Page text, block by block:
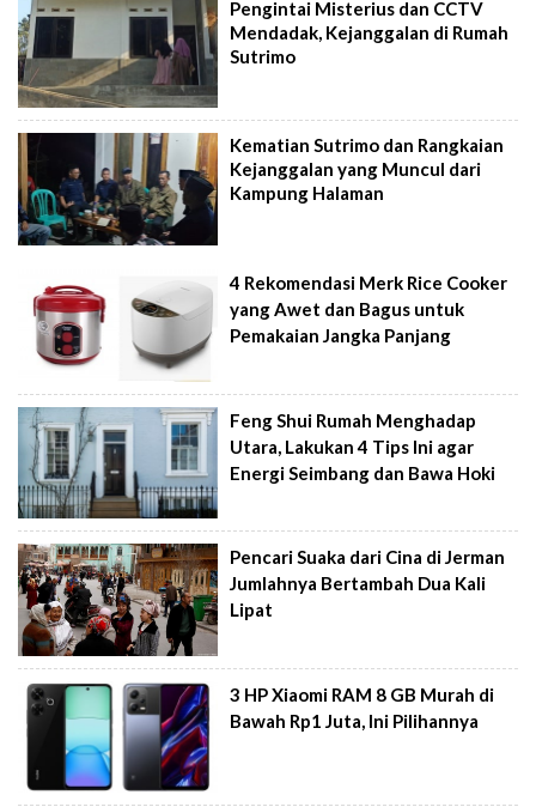
Pengintai Misterius dan CCTV
Mendadak, Kejanggalan di Rumah
Sutrimo
Kematian Sutrimo dan Rangkaian
Kejanggalan yang Muncul dari
Kampung Halaman
4 Rekomendasi Merk Rice Cooker
yang Awet dan Bagus untuk
Pemakaian Jangka Panjang
Feng Shui Rumah Menghadap
Utara, Lakukan 4 Tips Ini agar
Energi Seimbang dan Bawa Hoki
Pencari Suaka dari Cina di Jerman
Jumlahnya Bertambah Dua Kali
Lipat
3 HP Xiaomi RAM 8 GB Murah di
Bawah Rp1 Juta, Ini Pilihannya